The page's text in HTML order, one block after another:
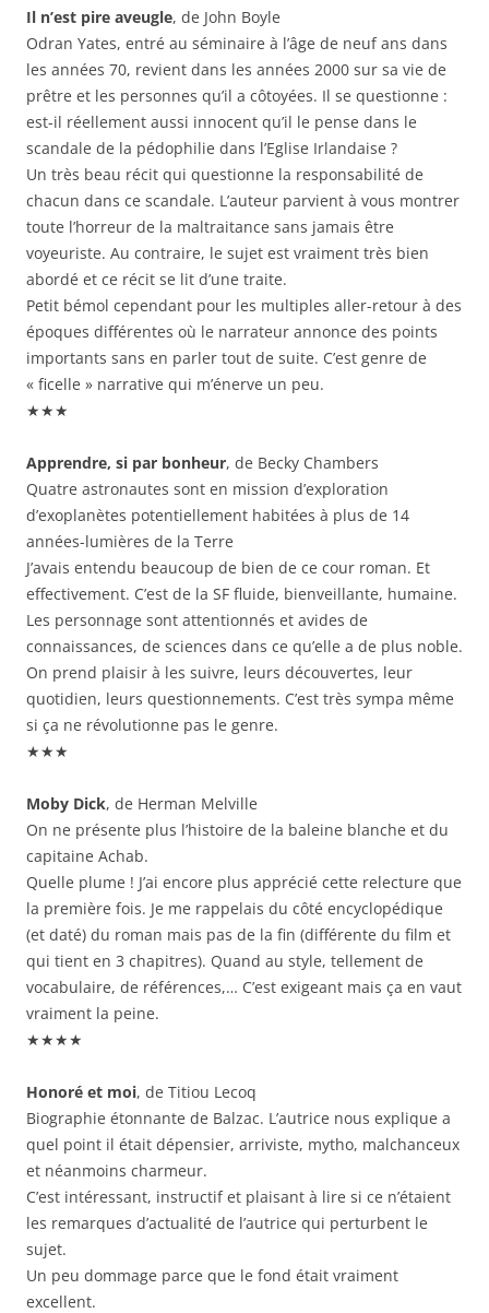
Il n’est pire aveugle, de John Boyle
Odran Yates, entré au séminaire à l’âge de neuf ans dans
les années 70, revient dans les années 2000 sur sa vie de
prêtre et les personnes qu’il a côtoyées. Il se questionne :
est-il réellement aussi innocent qu’il le pense dans le
scandale de la pédophilie dans l’Eglise Irlandaise ?
Un très beau récit qui questionne la responsabilité de
chacun dans ce scandale. L’auteur parvient à vous montrer
toute l’horreur de la maltraitance sans jamais être
voyeuriste. Au contraire, le sujet est vraiment très bien
abordé et ce récit se lit d’une traite.
Petit bémol cependant pour les multiples aller-retour à des
époques différentes où le narrateur annonce des points
importants sans en parler tout de suite. C’est genre de
« ficelle » narrative qui m’énerve un peu.
★★★
Apprendre, si par bonheur, de Becky Chambers
Quatre astronautes sont en mission d’exploration
d’exoplanètes potentiellement habitées à plus de 14
années-lumières de la Terre
J’avais entendu beaucoup de bien de ce cour roman. Et
effectivement. C’est de la SF fluide, bienveillante, humaine.
Les personnage sont attentionnés et avides de
connaissances, de sciences dans ce qu’elle a de plus noble.
On prend plaisir à les suivre, leurs découvertes, leur
quotidien, leurs questionnements. C’est très sympa même
si ça ne révolutionne pas le genre.
★★★
Moby Dick, de Herman Melville
On ne présente plus l’histoire de la baleine blanche et du
capitaine Achab.
Quelle plume ! J’ai encore plus apprécié cette relecture que
la première fois. Je me rappelais du côté encyclopédique
(et daté) du roman mais pas de la fin (différente du film et
qui tient en 3 chapitres). Quand au style, tellement de
vocabulaire, de références,… C’est exigeant mais ça en vaut
vraiment la peine.
★★★★
Honoré et moi, de Titiou Lecoq
Biographie étonnante de Balzac. L’autrice nous explique a
quel point il était dépensier, arriviste, mytho, malchanceux
et néanmoins charmeur.
C’est intéressant, instructif et plaisant à lire si ce n’étaient
les remarques d’actualité de l’autrice qui perturbent le
sujet.
Un peu dommage parce que le fond était vraiment
excellent.